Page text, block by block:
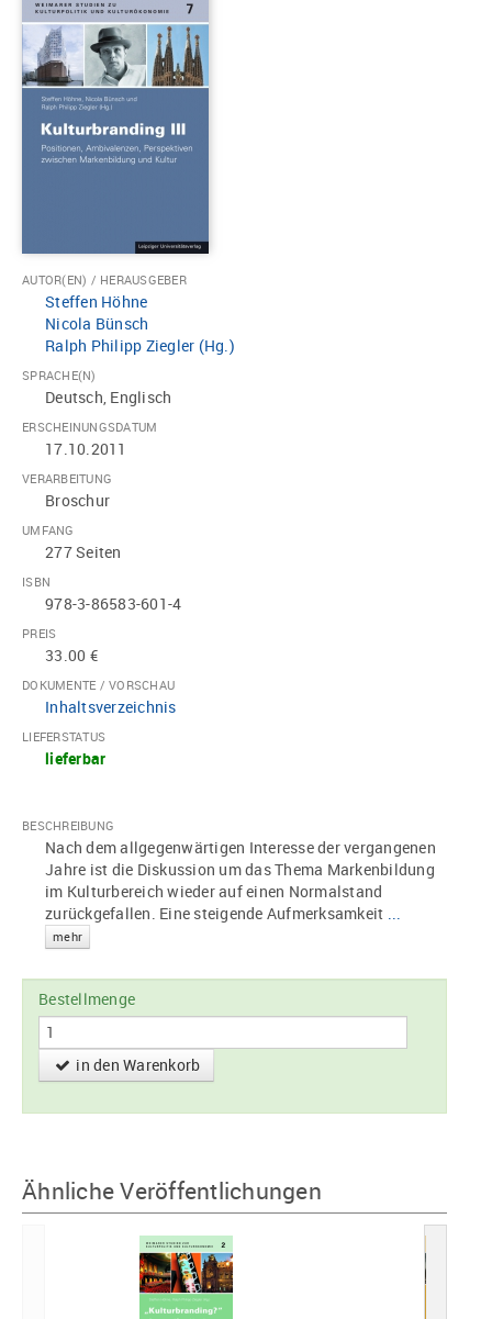
AUTOR(EN) / HERAUSGEBER
Steffen Höhne
Nicola Bünsch
Ralph Philipp Ziegler (Hg.)
SPRACHE(N)
Deutsch, Englisch
ERSCHEINUNGSDATUM
17.10.2011
VERARBEITUNG
Broschur
UMFANG
277 Seiten
ISBN
978-3-86583-601-4
PREIS
33.00 €
DOKUMENTE / VORSCHAU
Inhaltsverzeichnis
LIEFERSTATUS
lieferbar
BESCHREIBUNG
Nach dem allgegenwärtigen Interesse der vergangenen
Jahre ist die Diskussion um das Thema Markenbildung
im Kulturbereich wieder auf einen Normalstand
zurückgefallen. Eine steigende Aufmerksamkeit ...
mehr
Bestellmenge
in den Warenkorb
Ähnliche Veröffentlichungen